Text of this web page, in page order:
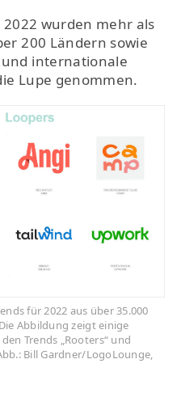
2022 wurden mehr als
200 Ländern sowie
internationale
Lupe genommen.
für 2022 aus über 35.000
Abbildung zeigt einige
Trends „Rooters“ und
Bill Gardner/LogoLounge,